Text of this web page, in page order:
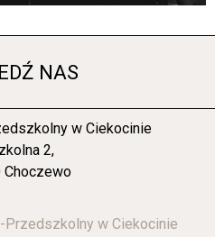
NAS
w Ciekocinie
2,
w Ciekocinie